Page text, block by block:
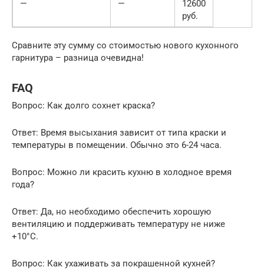
— —
12600
руб.
Сравните эту сумму со стоимостью нового кухонного
гарнитура – разница очевидна!
FAQ
Вопрос: Как долго сохнет краска?
Ответ: Время высыхания зависит от типа краски и
температуры в помещении. Обычно это 6-24 часа.
Вопрос: Можно ли красить кухню в холодное время
года?
Ответ: Да, но необходимо обеспечить хорошую
вентиляцию и поддерживать температуру не ниже
+10°C.
Вопрос: Как ухаживать за покрашенной кухней?